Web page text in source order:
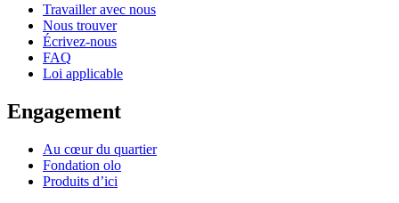
Travailler avec nous
Nous trouver
Écrivez-nous
FAQ
Loi applicable
Engagement
Au cœur du quartier
Fondation olo
Produits d’ici